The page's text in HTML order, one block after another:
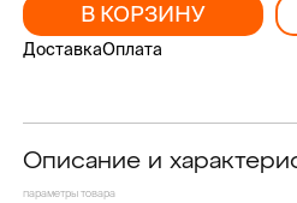
В КОРЗИНУ
ДоставкаОплата
Описание и
параметры товара